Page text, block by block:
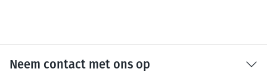
Neem contact met ons op